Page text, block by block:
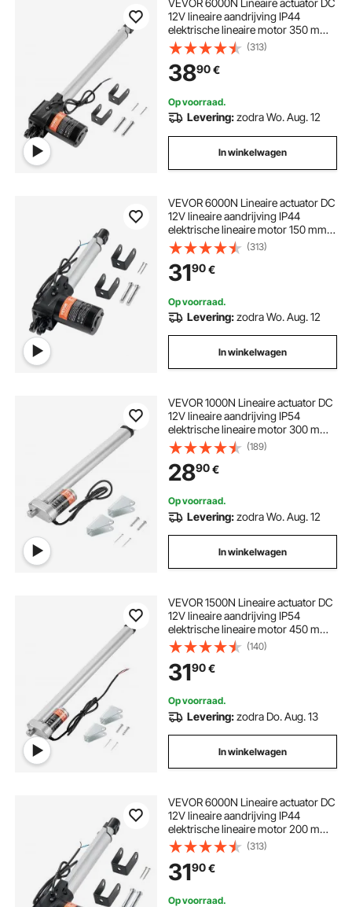
VEVOR 6000N Lineaire actuator DC
12V lineaire aandrijving IP44
elektrische lineaire motor 350 mm
slaglengte Geluidsniveau ≤50 dB
Elektrische deuropener 5 mm/s
Reissnelheid Lineaire technologie
Aanpassing aandrijving
(313)
3890€
Op voorraad.
Levering:zodra Wo. Aug. 12
In winkelwagen
VEVOR 6000N Lineaire actuator DC
12V lineaire aandrijving IP44
elektrische lineaire motor 150 mm
slag Geluidsniveau ≤50 dB
Elektrische deuropener 5 mm/s
rijsnelheid Lineaire technologie
Aanpassing aandrijving
(313)
3190€
Op voorraad.
Levering:zodra Wo. Aug. 12
In winkelwagen
VEVOR 1000N Lineaire actuator DC
12V lineaire aandrijving IP54
elektrische lineaire motor 300 mm
slaglengte Geluidsniveau ≤50 dB
Elektrische deuropener 14 mm/s
rijsnelheid Lineaire technologie
Aanpassingsaandrijving
(189)
2890€
Op voorraad.
Levering:zodra Wo. Aug. 12
In winkelwagen
VEVOR 1500N Lineaire actuator DC
12V lineaire aandrijving IP54
elektrische lineaire motor 450 mm
slaglengte Geluidsniveau ≤ 60 dB
Elektrische deuropener 5 mm/s
rijsnelheid Lineaire technologie
Aanpassing aandrijving
(140)
3190€
Op voorraad.
Levering:zodra Do. Aug. 13
In winkelwagen
VEVOR 6000N Lineaire actuator DC
12V lineaire aandrijving IP44
elektrische lineaire motor 200 mm
slaglengte Geluidsniveau ≤ 50 dB
Elektrische deuropener 5 mm/s
Reissnelheid Lineaire technologie
Aanpassing aandrijving
(313)
3190€
Op voorraad.